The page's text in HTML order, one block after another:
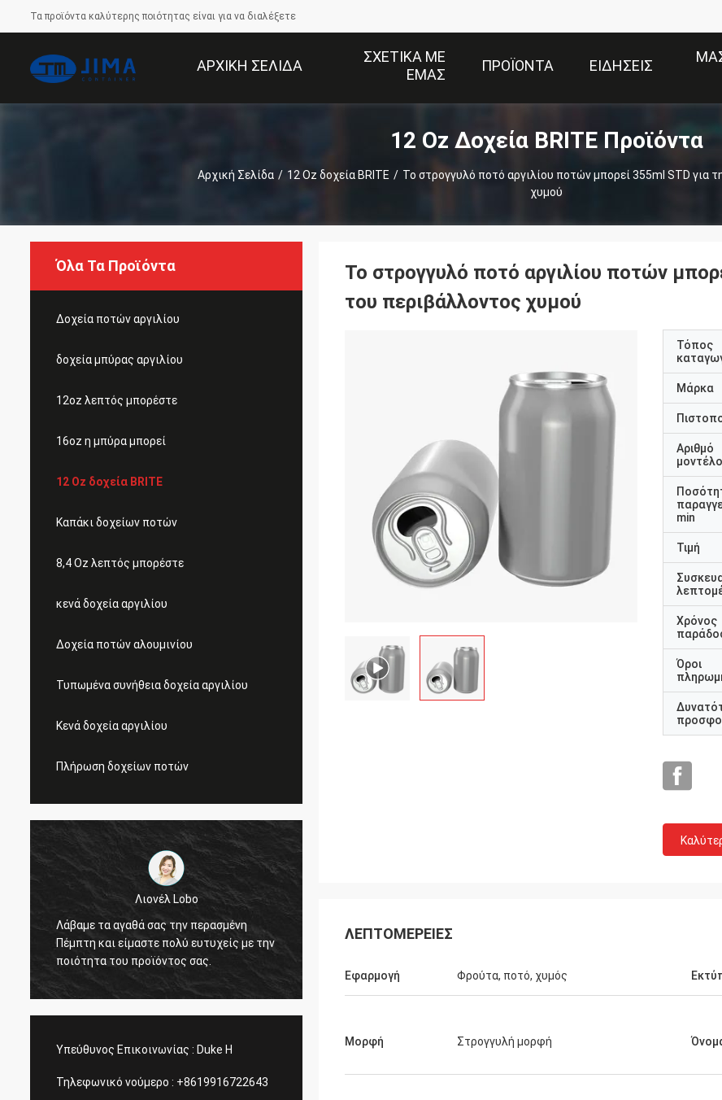
Τα προϊόντα καλύτερης ποιότητας είναι για να διαλέξετε
ΑΡΧΙΚΉ ΣΕΛΊΔΑ
ΣΧΕΤΙΚΆ ΜΕ
ΕΜΆΣ
ΠΡΟΪΌΝΤΑ ΕΙΔΉΣΕΙΣ
12 Oz Δοχεία BRITE Προϊόντα
Αρχική Σελίδα / 12 Oz δοχεία BRITE / Το στρογγυλό ποτό αργιλίου ποτών μπορεί 355ml STD για
χυμού
Όλα Τα Προϊόντα
Δοχεία ποτών αργιλίου
δοχεία μπύρας αργιλίου
12oz λεπτός μπορέστε
16oz η μπύρα μπορεί
12 Oz δοχεία BRITE
Καπάκι δοχείων ποτών
8,4 Oz λεπτός μπορέστε
κενά δοχεία αργιλίου
Δοχεία ποτών αλουμινίου
Τυπωμένα συνήθεια δοχεία αργιλίου
Κενά δοχεία αργιλίου
Πλήρωση δοχείων ποτών
Λιονέλ Lobo
Λάβαμε τα αγαθά σας την περασμένη
Πέμπτη και είμαστε πολύ ευτυχείς με την
ποιότητα του προϊόντος σας.
σας και τη VIP υπηρεσία, θα κρατήσουμε
επιχειρήσεις με σας!
Υπεύθυνος Επικοινωνίας : Duke H
Τηλεφωνικό νούμερο : +8619916722643
Το στρογγυλό ποτό αργιλίου ποτών
του περιβάλλοντος χυμού
Τόπος
Μάρκα
Αριθμό
min
Τιμή
Χρόνος
Όροι
ΛΕΠΤΟΜΈΡΕΙΕΣ
Εφαρμογή Φρούτα, ποτό, χυμός
Μορφή Στρογγυλή μορφή